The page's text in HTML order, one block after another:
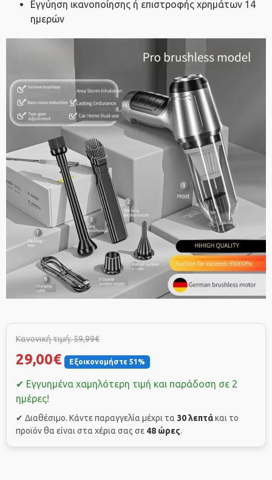
Εγγύηση ικανοποίησης ή επιστροφής χρημάτων 14
ημερών
Κανονική τιμή: 59,99€
29,00€ Εξοικονομήστε 51%
✔ Εγγυημένα χαμηλότερη τιμή και παράδοση σε 2
ημέρες!
✔ Διαθέσιμο. Κάντε παραγγελία μέχρι τα 30 λεπτάκαι το
προϊόν θα είναι στα χέρια σας σε 48 ώρες.